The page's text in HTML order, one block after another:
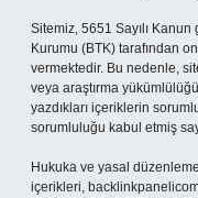
Sitemiz, 5651 Sayılı
Kurumu (BTK) tarafından
vermektedir. Bu nedenle,
veya araştırma
yazdıkları içeriklerin
sorumluluğu kabul etmiş
Hukuka ve yasal
içerikleri,